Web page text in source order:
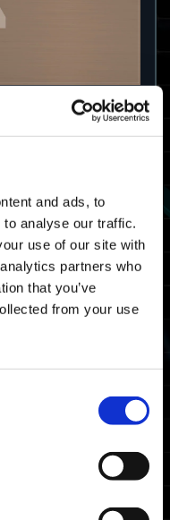
and ads, to
analyse our traffic.
use of our site with
partners who
that you’ve
from your use
os problemas
acontecerá nas
Neste período,
Exoprimal.
03 202408:30
13 2024 01:30
a alteração.